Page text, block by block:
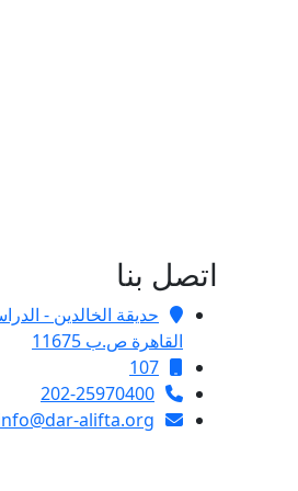
اتصل بنا
حديقة الخالدين -
القاهرة ص.ب 11675
107
202-25970400
alifta.org